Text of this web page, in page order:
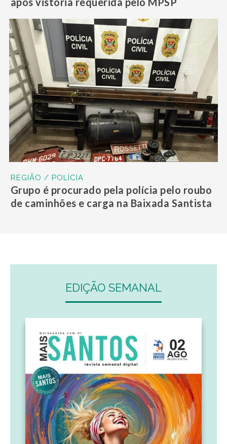
REGIÃO / POLÍCIA
Grupo é procurado pela polícia pelo roubo
de caminhões e carga na Baixada Santista
EDIÇÃO SEMANAL